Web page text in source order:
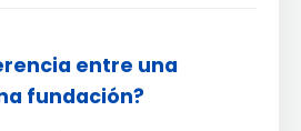
entre una
fundación?